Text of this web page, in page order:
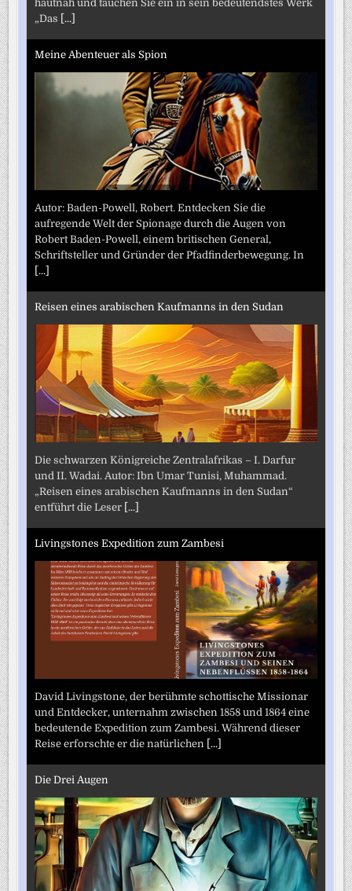
hautnah und tauchen Sie ein in sein bedeutendstes Werk
„Das [...]
Meine Abenteuer als Spion
Autor: Baden-Powell, Robert. Entdecken Sie die
aufregende Welt der Spionage durch die Augen von
Robert Baden-Powell, einem britischen General,
Schriftsteller und Gründer der Pfadfinderbewegung. In
[...]
Reisen eines arabischen Kaufmanns in den Sudan
Die schwarzen Königreiche Zentralafrikas – I. Darfur
und II. Wadai. Autor: Ibn Umar Tunisi, Muhammad.
„Reisen eines arabischen Kaufmanns in den Sudan“
entführt die Leser [...]
Livingstones Expedition zum Zambesi
David Livingstone, der berühmte schottische Missionar
und Entdecker, unternahm zwischen 1858 und 1864 eine
bedeutende Expedition zum Zambesi. Während dieser
Reise erforschte er die natürlichen [...]
Die Drei Augen